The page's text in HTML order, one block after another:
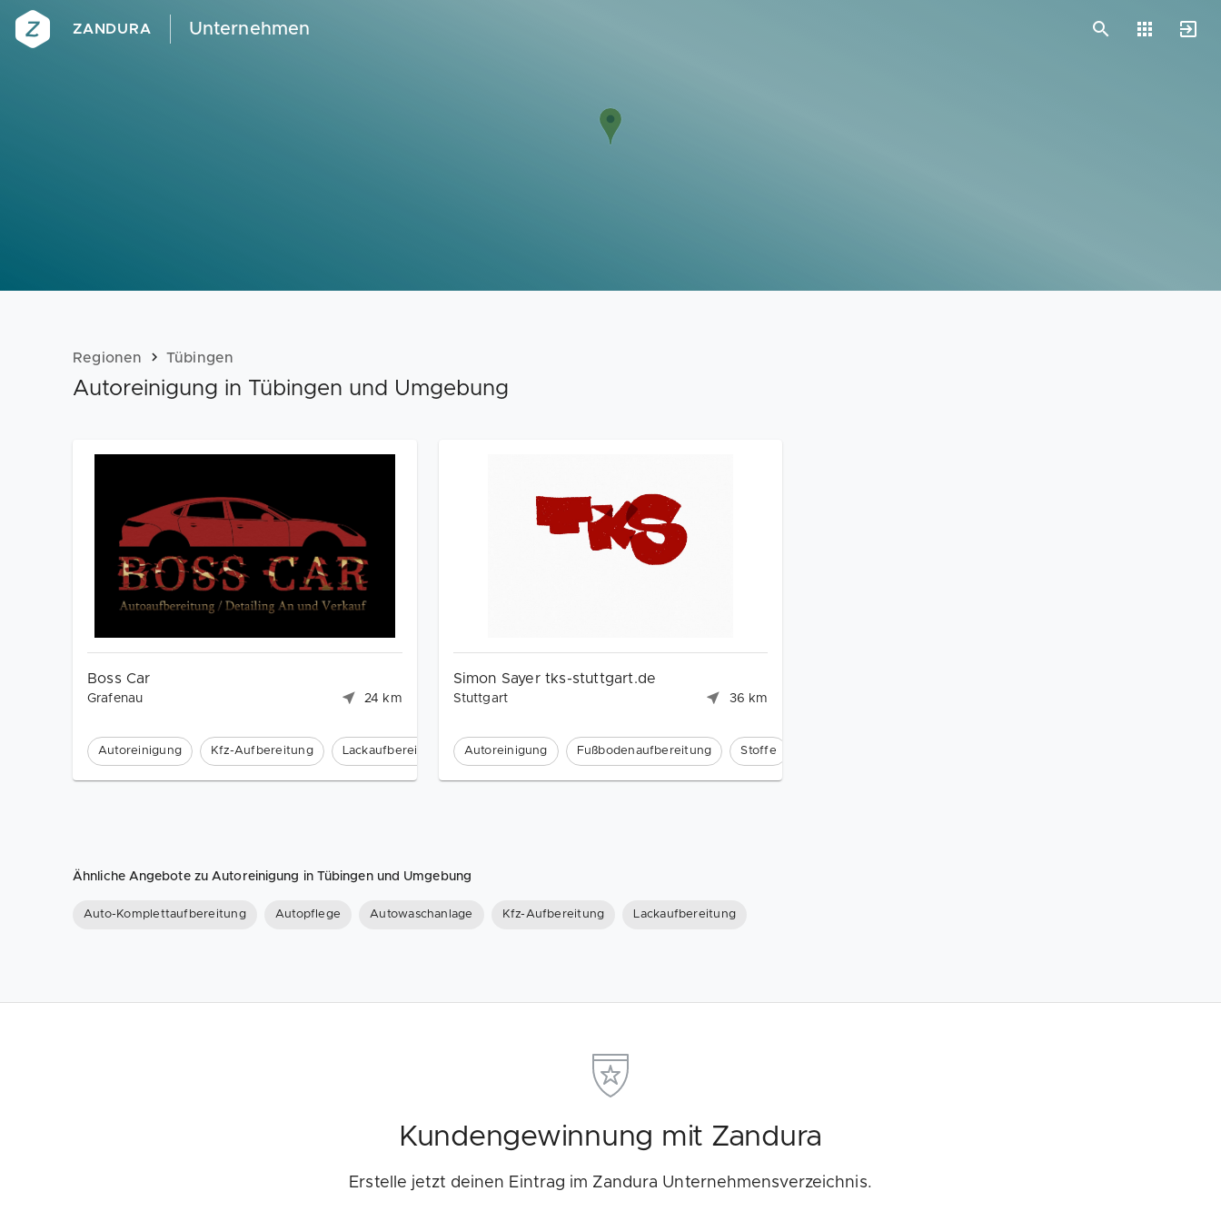
ZANDURA Unternehmen
Regionen Tübingen
Autoreinigung in Tübingen und Umgebung
Boss Car
Grafenau 24 km
Autoreinigung Kfz-Aufbereitung Lackaufbereitung
Simon Sayer tks-stuttgart.de
Stuttgart 36 km
Autoreinigung Fußbodenaufbereitung Stoffe
Ähnliche Angebote zu Autoreinigung in Tübingen und Umgebung
Auto-Komplettaufbereitung Autopflege Autowaschanlage Kfz-Aufbereitung Lackaufbereitung
Kundengewinnung mit Zandura
Erstelle jetzt deinen Eintrag im Zandura Unternehmensverzeichnis.